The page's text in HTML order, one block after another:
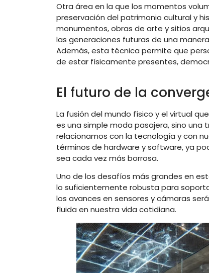
Otra área en la que los momentos
preservación del patrimonio cultural y
monumentos, obras de arte y sitios
las generaciones futuras de una
Además, esta técnica permite que
de estar físicamente presentes,
El futuro de la
La fusión del mundo físico y el virtual
es una simple moda pasajera, sino
relacionamos con la tecnología y con
términos de hardware y software, ya
sea cada vez más borrosa.
Uno de los desafíos más grandes en
lo suficientemente robusta para
los avances en sensores y cámaras
fluida en nuestra vida cotidiana.